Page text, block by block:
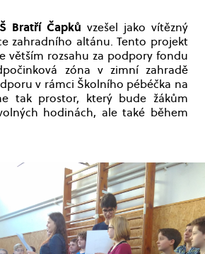
Bratří Čapků vzešel jako vítězný
zahradního altánu. Tento projekt
větším rozsahu za podpory fondu
zóna v zimní zahradě
v rámci Školního pébéčka na
tak prostor, který bude žákům
hodinách, ale také během